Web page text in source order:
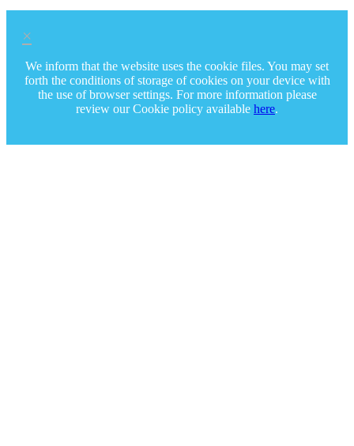
×
We inform that the website uses the cookie files. You may set
forth the conditions of storage of cookies on your device with
the use of browser settings. For more information please
review our Cookie policy available here.